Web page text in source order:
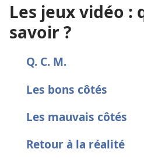
Les jeux vidéo :
savoir ?
Q. C. M.
Les bons côtés
Les mauvais côtés
Retour à la réalité